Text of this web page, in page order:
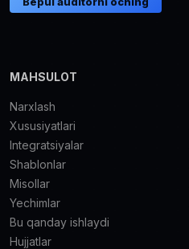
MAHSULOT
Narxlash
Xususiyatlari
Integratsiyalar
Shablonlar
Misollar
Yechimlar
Bu qanday ishlaydi
Hujjatlar